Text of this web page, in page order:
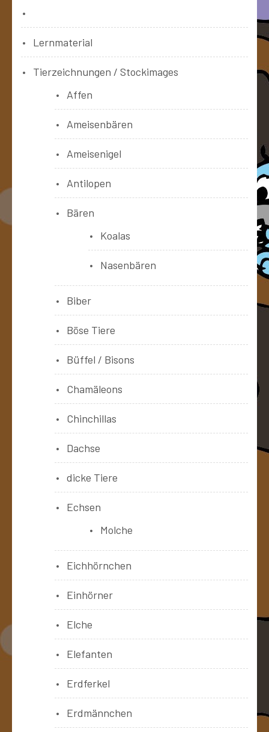
Lernmaterial
Tierzeichnungen / Stockimages
Affen
Ameisenbären
Ameisenigel
Antilopen
Bären
Koalas
Nasenbären
Biber
Böse Tiere
Büffel / Bisons
Chamäleons
Chinchillas
Dachse
dicke Tiere
Echsen
Molche
Eichhörnchen
Einhörner
Elche
Elefanten
Erdferkel
Erdmännchen